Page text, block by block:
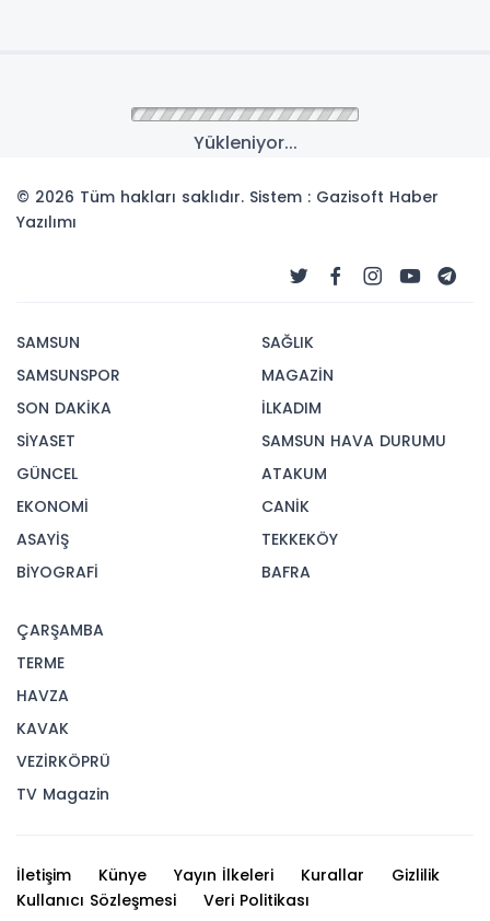
Yükleniyor...
© 2026 Tüm hakları saklıdır. Sistem : Gazisoft Haber
Yazılımı
SAMSUN
SAMSUNSPOR
SON DAKİKA
SİYASET
GÜNCEL
EKONOMİ
ASAYİŞ
BİYOGRAFİ
SAĞLIK
MAGAZİN
İLKADIM
SAMSUN HAVA DURUMU
ATAKUM
CANİK
TEKKEKÖY
BAFRA
ÇARŞAMBA
TERME
HAVZA
KAVAK
VEZİRKÖPRÜ
TV Magazin
İletişim Künye Yayın İlkeleri Kurallar
Gizlilik
Kullanıcı Sözleşmesi
Veri Politikası